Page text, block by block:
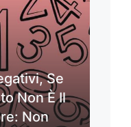
Se
Non È Il
Non